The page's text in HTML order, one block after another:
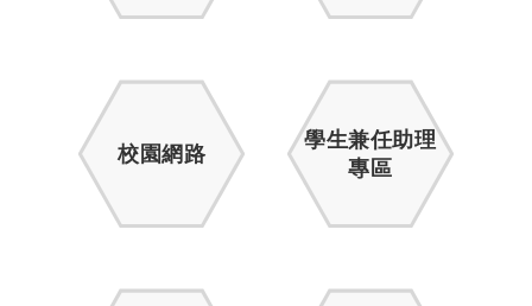
校園網路
學生兼任助理
專區